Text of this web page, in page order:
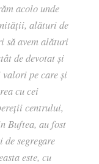
acolo unde
alături de
să avem alături
de devotat și
valori pe care şi
cu cei
centrului,
Buftea, au fost
segregare
este, cu